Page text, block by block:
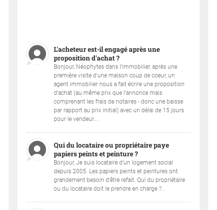
L'acheteur est-il engagé après une
proposition d'achat ?
Bonjour, Néophytes dans l’immobilier, après une
première visite d'une maison coup de coeur, un
agent immobilier nous a fait écrire une proposition
d'achat (au même prix que l'annonce mais
comprenant les frais de notaires - donc une baisse
par rapport au prix initial) avec un délai de 15 jours
pour le vendeur....
Qui du locataire ou propriétaire paye
papiers peints et peinture ?
Bonjour, Je suis locataire d'un logement social
depuis 2005. Les papiers peints et peintures ont
grandement besoin d'être refait. Qui du propriétaire
ou du locataire doit le prendre en charge ?...